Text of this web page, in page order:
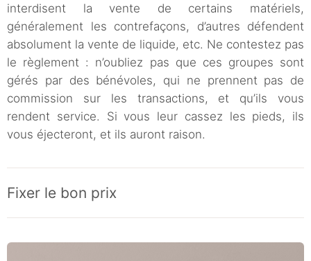
interdisent la vente de certains matériels,
généralement les contrefaçons, d’autres défendent
absolument la vente de liquide, etc. Ne contestez pas
le règlement : n’oubliez pas que ces groupes sont
gérés par des bénévoles, qui ne prennent pas de
commission sur les transactions, et qu’ils vous
rendent service. Si vous leur cassez les pieds, ils
vous éjecteront, et ils auront raison.
Fixer le bon prix